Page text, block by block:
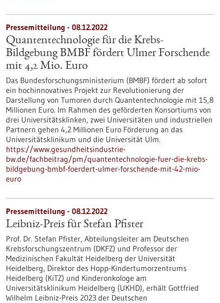
Pressemitteilung - 08.12.2022
Quantentechnologie für die Krebs-
Bildgebung BMBF fördert Ulmer Forschende
mit 4,2 Mio. Euro
Das Bundesforschungsministerium (BMBF) fördert ab sofort
ein hochinnovatives Projekt zur Revolutionierung der
Darstellung von Tumoren durch Quantentechnologie mit 15,8
Millionen Euro. Im Rahmen des geförderten Konsortiums von
drei Universitätsklinken, zwei Universitäten und industriellen
Partnern gehen 4,2 Millionen Euro Förderung an das
Universitätsklinikum und die Universität Ulm.
https://www.gesundheitsindustrie-
bw.de/fachbeitrag/pm/quantentechnologie-fuer-die-krebs-
bildgebung-bmbf-foerdert-ulmer-forschende-mit-42-mio-
euro
Pressemitteilung - 08.12.2022
Leibniz-Preis für Stefan Pfister
Prof. Dr. Stefan Pfister, Abteilungsleiter am Deutschen
Krebsforschungszentrum (DKFZ) und Professor der
Medizinischen Fakultät Heidelberg der Universität
Heidelberg, Direktor des Hopp-Kindertumorzentrums
Heidelberg (KiTZ) und Kinderonkologe am
Universitätsklinikum Heidelberg (UKHD), erhält Gottfried
Wilhelm Leibniz-Preis 2023 der Deutschen